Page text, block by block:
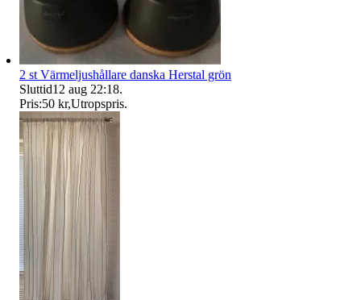
2 st Värmeljushållare danska Herstal grön
Sluttid12 aug 22:18.
Pris:50 kr,Utropspris.